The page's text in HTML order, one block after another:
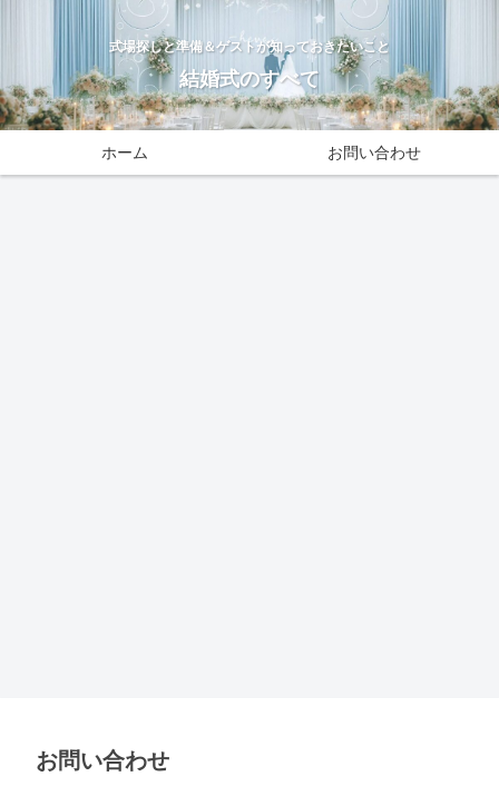
式場探しと準備＆ゲストが知っておきたいこと
結婚式のすべて
ホーム お問い合わせ
お問い合わせ